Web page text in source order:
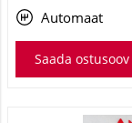
Automaat
Saada ostusoov